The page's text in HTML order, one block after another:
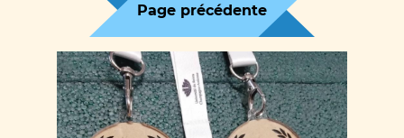
Page précédente